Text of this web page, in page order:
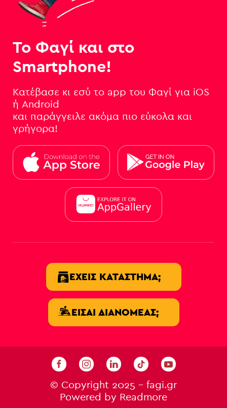
Το Φαγί και στο
Smartphone!
Κατέβασε κι εσύ το app του Φαγί για iOS
ή Android
και παράγγειλε ακόμα πιο εύκολα και
γρήγορα!
ΈΧΕΙΣ ΚΑΤΆΣΤΗΜΑ;
ΕΊΣΑΙ ΔΙΑΝΟΜΈΑΣ;
© Copyright 2025 - fagi.gr
Powered by Readmore